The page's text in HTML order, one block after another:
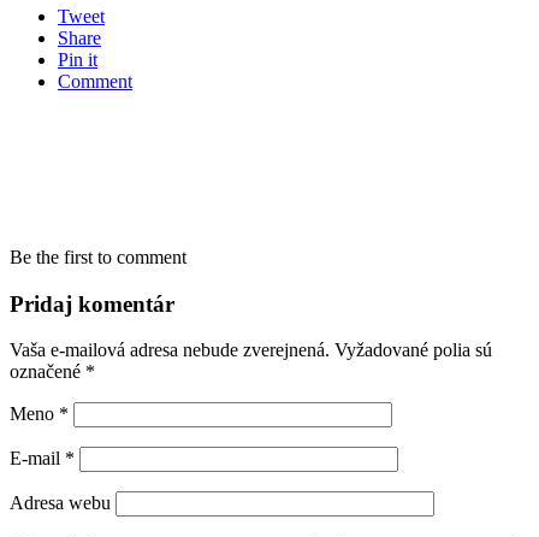
Tweet
Share
Pin it
Comment
Be the first to comment
Pridaj komentár
Vaša e-mailová adresa nebude zverejnená. Vyžadované polia sú
označené *
Meno *
E-mail *
Adresa webu